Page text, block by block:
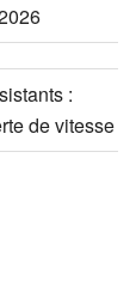
:
de vitesse